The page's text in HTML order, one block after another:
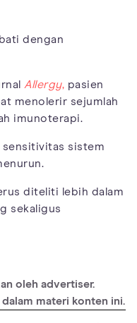
dengan
Allergy, pasien
menolerir sejumlah
imunoterapi.
sensitivitas sistem
diteliti lebih dalam
sekaligus
oleh advertiser.
materi konten ini.